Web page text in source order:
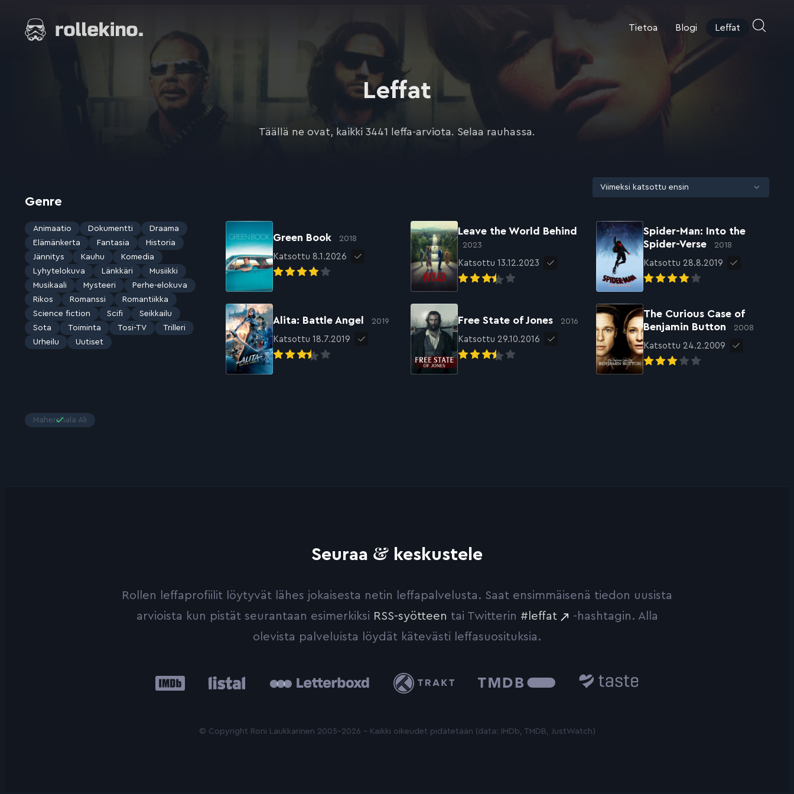
suoraan
sisältöön
Elokuvat ja elokuva-arviot | Rollekino.fi
Tietoa Blogi Leffat
Leffat
Täällä ne ovat, kaikki 3441 leffa-arviota. Selaa rauhassa.
Genre
Animaatio Dokumentti
Draama
Elämänkerta
Fantasia
Historia
Jännitys
Kauhu
Komedia
Lyhytelokuva
Länkkäri
Musiikki
Musikaali
Mysteeri
Perhe-elokuva
Rikos
Romanssi
Romantiikka
Science fiction
Scifi
Seikkailu
Sota
Toiminta Tosi-TV
Trilleri
Urheilu
Uutiset
Mahershala Ali
Green Book 2018
Katsottu 8.1.2026
Leave the World Behind
2023
Katsottu 13.12.2023
Spider-Man: Into the
Spider-Verse
2018
Katsottu 28.8.2019
Alita: Battle Angel 2019
Katsottu 18.7.2019
Free State of Jones 2016
Katsottu 29.10.2016
The Curious Case of
Benjamin Button
2008
Katsottu 24.2.2009
Seuraa & keskustele
Rollen leffaprofiilit löytyvät lähes jokaisesta netin leffapalvelusta. Saat ensimmäisenä tiedon uusista
arvioista kun pistät seurantaan esimerkiksi RSS-syötteen tai Twitterin #leffat
-hashtagin. Alla
olevista palveluista löydät kätevästi leffasuosituksia.
IMDb Trakt
Database
© Copyright Roni Laukkarinen 2005-2026 - Kaikki oikeudet pidätetään (data: IMDb, TMDB, JustWatch)